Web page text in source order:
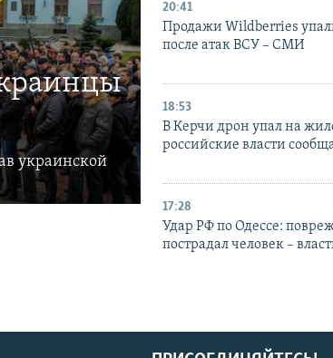
украинской
20:41
Продажи Wildberries
после атак ВСУ – СМИ
18:53
В Керчи дрон упал на
российские власти
17:28
Удар РФ по Одессе:
пострадал человек –